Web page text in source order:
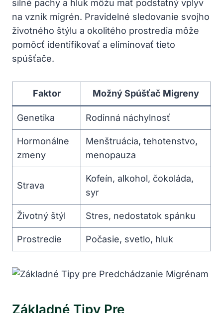
silné pachy a hluk môžu mať podstatný vplyv
na vznik migrén. Pravidelné sledovanie svojho
‍životného štýlu a‌ okolitého prostredia môže
pomôcť identifikovať a⁢ eliminovať tieto
spúšťače.
Faktor Možný Spúšťač Migreny
Genetika Rodinná náchylnosť
Hormonálne
‍zmeny
Menštruácia, tehotenstvo,
menopauza
Strava
Kofeín, alkohol, čokoláda,
syr
Životný štýl Stres, nedostatok spánku
Prostredie Počasie, svetlo, hluk
Základné Tipy Pre ​